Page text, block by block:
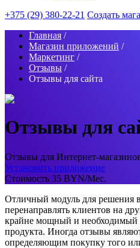
+375 (29) 380-22-21 Создать
Главная /
Магазин приложений /
Маркетинг /
Отзывы /
Отзывы для сайта
Отзывы для
Отзывы для Интернет-
Установить приложение
Стоимость 35 BYN/Мес.
Отличный модуль для решения
перенаправлять клиентов на
крайне мощный и необходимый
продукта. Иногда отзывы
определяющим покупку того